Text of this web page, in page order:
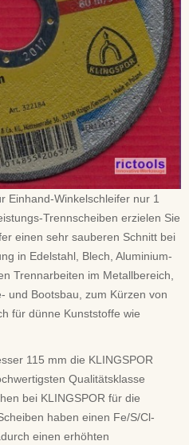
Einhand-Winkelschleifer nur 1
Trennscheiben erzielen Sie
einen sehr sauberen Schnitt bei
in Edelstahl, Blech, Aluminium-
Trennarbeiten im Metallbereich,
und Bootsbau, zum Kürzen von
für dünne Kunststoffe wie
115 mm die KLINGSPOR
Qualitätsklasse
bei KLINGSPOR für die
haben einen Fe/S/Cl-
einen erhöhten